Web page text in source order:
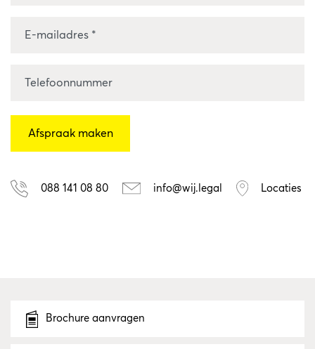
088 141 08 80 info@wij.legal Locaties
Brochure aanvragen